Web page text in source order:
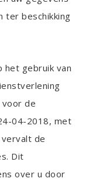
ter beschikking
het gebruik van
voor de
04-2018, met
de
Dit
over u door